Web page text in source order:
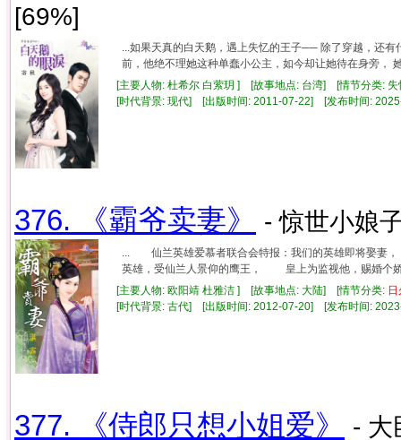
[69%]
...如果天真的白天鹅，遇上失忆的王子── 除了穿越，还
前，他绝不理她这种单蠢小公主，如今却让她待在身旁，
[主要人物: 杜希尔 白萦玥 ] [故事地点: 台湾] [情节分类: 失
[时代背景: 现代] [出版时间: 2011-07-22] [发布时间:
376. 《霸爷卖妻》 - 惊世小娘
... 仙兰英雄爱慕者联合会特报：我们的英雄即将娶
英雄，受仙兰人景仰的鹰王， 皇上为监视他，赐婚个
[主要人物: 欧阳靖 杜雅洁 ] [故事地点: 大陆] [情节分类:
[时代背景: 古代] [出版时间: 2012-07-20] [发布时间:
377. 《侍郎只想小姐爱》
-